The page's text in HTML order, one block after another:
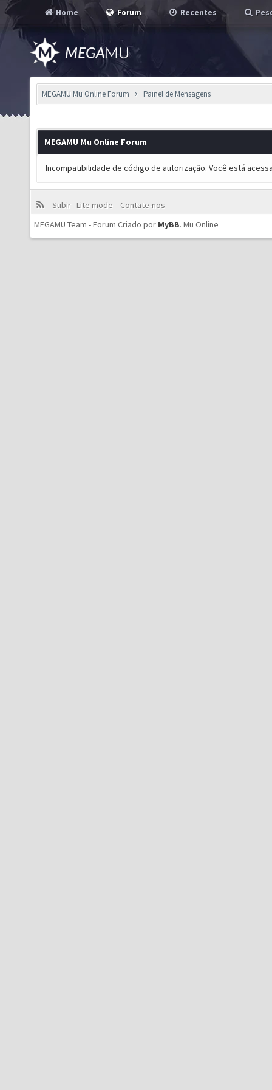
Home Forum Recentes
MEGAMU Mu Online Forum Painel de Mensagens
MEGAMU Mu Online Forum
Incompatibilidade de código de autorização. Você está
Subir Lite mode
Contate-nos
MEGAMU Team - Forum Criado por MyBB. Mu Online